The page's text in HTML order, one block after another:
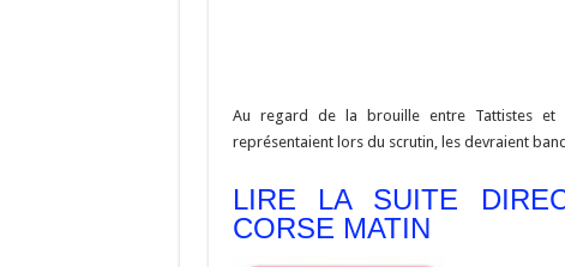
Au regard de la brouille entre Tattistes et
représentaient lors du scrutin, les devraient
LIRE LA SUITE
CORSE MATIN